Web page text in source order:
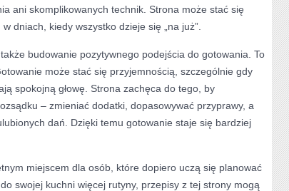
ani skomplikowanych technik. Strona może stać się
dniach, kiedy wszystko dzieje się „na już”.
budowanie pozytywnego podejścia do gotowania. To
może stać się przyjemnością, szczególnie gdy
spokojną głowę. Strona zachęca do tego, by
– zmieniać dodatki, dopasowywać przyprawy, a
dań. Dzięki temu gotowanie staje się bardziej
miejscem dla osób, które dopiero uczą się planować
swojej kuchni więcej rutyny, przepisy z tej strony mogą